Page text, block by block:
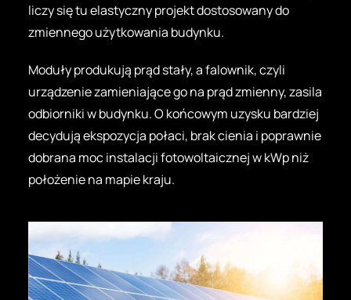
liczy się tu elastyczny projekt dostosowany do
zmiennego użytkowania budynku.
Moduły produkują prąd stały, a falownik, czyli
urządzenie zamieniające go na prąd zmienny, zasila
odbiorniki w budynku. O końcowym uzysku bardziej
decydują ekspozycja połaci, brak cienia i poprawnie
dobrana moc instalacji fotowoltaicznej w kWp niż
położenie na mapie kraju.